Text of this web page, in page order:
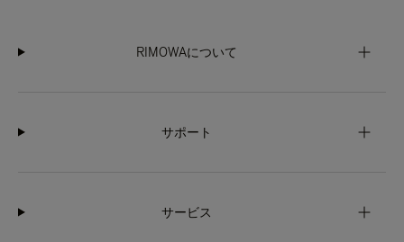
RIMOWAについて
サポート
サービス